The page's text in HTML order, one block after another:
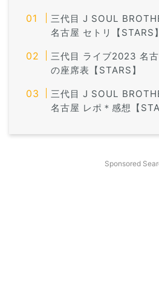
三代目 J SOUL
名古屋 セトリ【STARS】
三代目 ライブ2023 名
の座席表【STARS】
三代目 J SOUL
名古屋 レポ＊感想【
Sponsored